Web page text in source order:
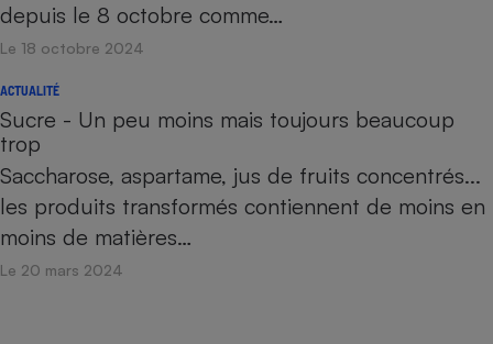
depuis le 8 octobre comme…
Le 18 octobre 2024
ACTUALITÉ
Sucre - Un peu moins mais toujours beaucoup
trop
Saccharose, aspartame, jus de fruits concentrés...
les produits transformés contiennent de moins en
moins de matières…
Le 20 mars 2024